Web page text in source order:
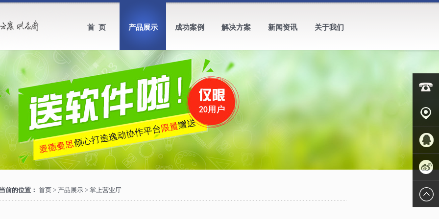
客户案
例
QQ客服
新浪微
首 页 产品展示 成功案例 解决方案 新闻资讯 关于我们
前的位置： 首页 > 产品展示 > 掌上营业厅